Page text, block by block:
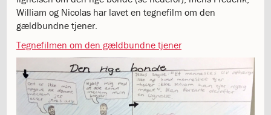
Recycle
1.15:
Historie
1.16:
Bombningen
af
Institut
Jeanne
d’Arc
1.17:
Markering
af
William og Nicolas har lavet en tegnefilm om den
gældbundne tjener.
Tegnefilmen om den gældbundne tjener